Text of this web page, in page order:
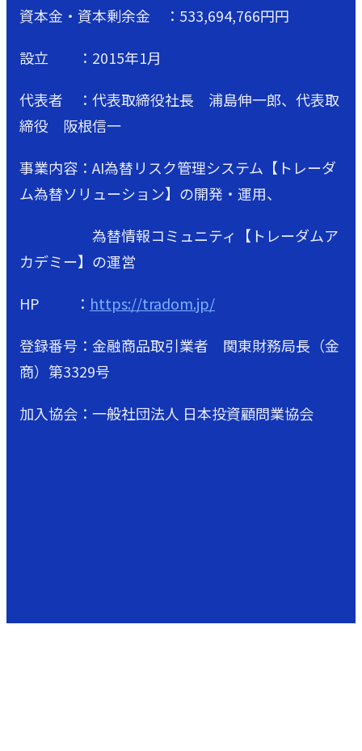
資本金・資本剰余金 ：533,694,766円円
設立 ：2015年1月
代表者 ：代表取締役社長 浦島伸一郎、代表取
締役 阪根信一
事業内容：AI為替リスク管理システム【トレーダ
ム為替ソリューション】の開発・運用、
為替情報コミュニティ【トレーダムア
カデミー】の運営
HP ： https://tradom.jp/
登録番号：金融商品取引業者 関東財務局長（金
商）第3329号
加入協会：一般社団法人 日本投資顧問業協会